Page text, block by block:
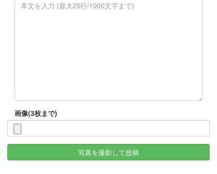
画像(3枚まで)
写真を撮影して投稿